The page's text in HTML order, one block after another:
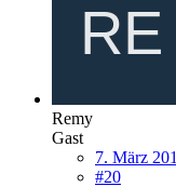
Remy
Gast
7. März
#20